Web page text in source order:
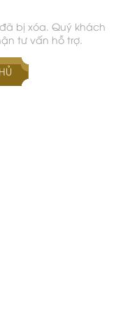
bị xóa. Quý khách
tư vấn hỗ trợ.